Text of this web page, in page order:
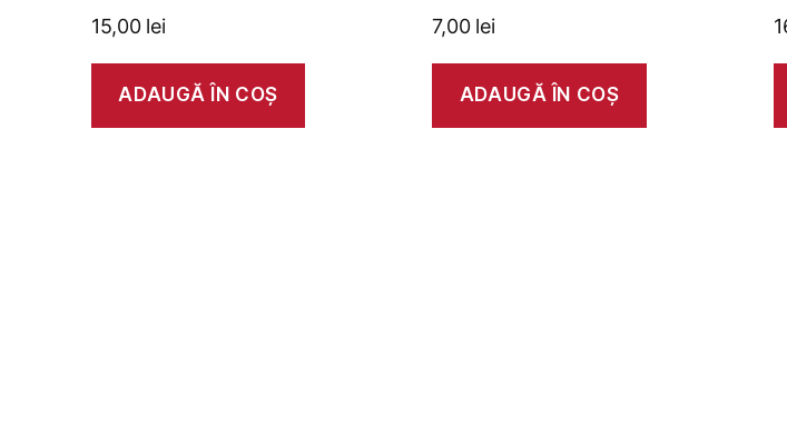
15,00 lei
ADAUGĂ ÎN COȘ
7,00 lei
ADAUGĂ ÎN COȘ